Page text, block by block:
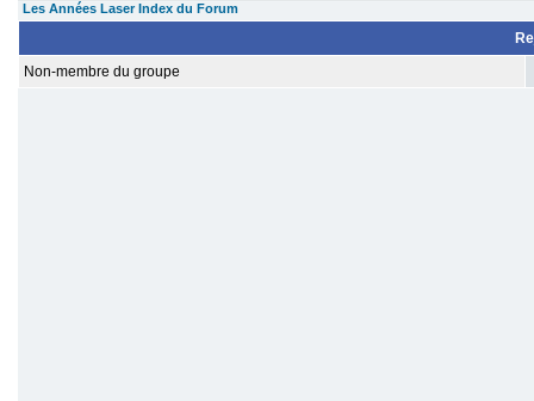
Les Années Laser Index du Forum
Non-membre du groupe